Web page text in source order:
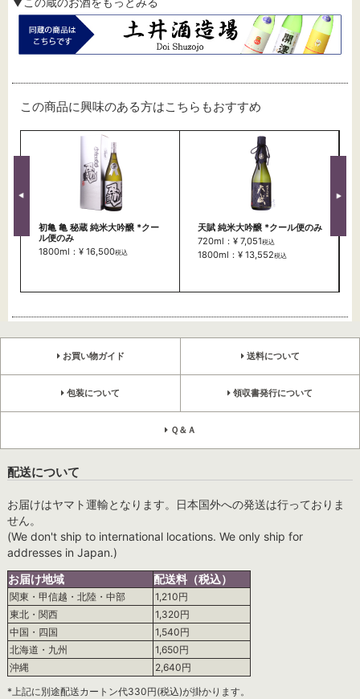
この商品に興味のある方はこちらもおすすめ
初亀 亀 秘蔵 純米大吟醸 *クー
ル便のみ
1800ml：¥ 16,500税込
天賦 純米大吟醸 *クール便のみ
720ml：¥ 7,051税込
1800ml：¥ 13,552税込
お買い物ガイド 送料について
包装について 領収書発行について
Ｑ＆Ａ
配送について
お届けはヤマト運輸となります。日本国外への発送は行っておりま
せん。
(We don't ship to international locations. We only ship for
addresses in Japan.)
お届け地域
配送料（税込）
関東・甲信越・北陸・中部
1,210円
東北・関西
1,320円
中国・四国
1,540円
北海道・九州
1,650円
沖縄
2,640円
*上記に別途配送カートン代330円(税込)が掛かります。